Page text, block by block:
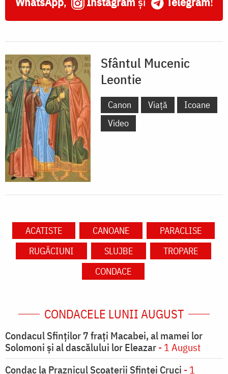
Sfântul Mucenic
Leontie
Canon Viață
Icoane
Video
ACATISTE CANOANE
PARACLISE
RUGĂCIUNI
SLUJBE
TROPARE
CONDACE
CONDACELE LUNII AUGUST
Condacul Sfinţilor 7 fraţi Macabei, al mamei lor
Solomoni şi al dascălului lor Eleazar- 1 August
Condac la Praznicul Scoaterii Sfintei Cruci - 1